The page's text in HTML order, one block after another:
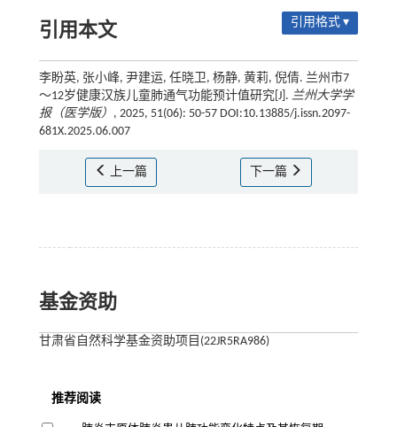
引用本文 引用格式 ▾
李盼英, 张小峰, 尹建运, 任晓卫, 杨静, 黄莉, 倪倩. 兰州市7
～12岁健康汉族儿童肺通气功能预计值研究[J]. 兰州大学学
报（医学版） , 2025, 51(06): 50-57 DOI:10.13885/j.issn.2097-
681X.2025.06.007
上一篇 下一篇
基金资助
甘肃省自然科学基金资助项目(22JR5RA986)